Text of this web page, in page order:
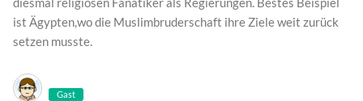
ist Ägypten,wo die Muslimbruderschaft ihre Ziele weit zurück
setzen musste.
Gast